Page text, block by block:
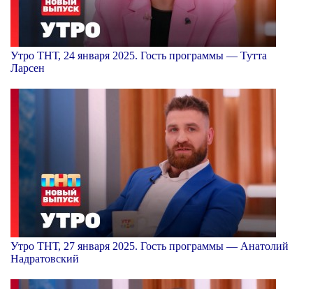
Утро ТНТ, 24 января 2025. Гость программы — Тутта
Ларсен
Утро ТНТ, 27 января 2025. Гость программы — Анатолий
Надратовский